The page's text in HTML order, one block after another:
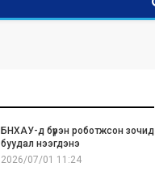
БНХАУ-д бүрэн роботжсон зочид
буудал нээгдэнэ
2026/07/01 11:24